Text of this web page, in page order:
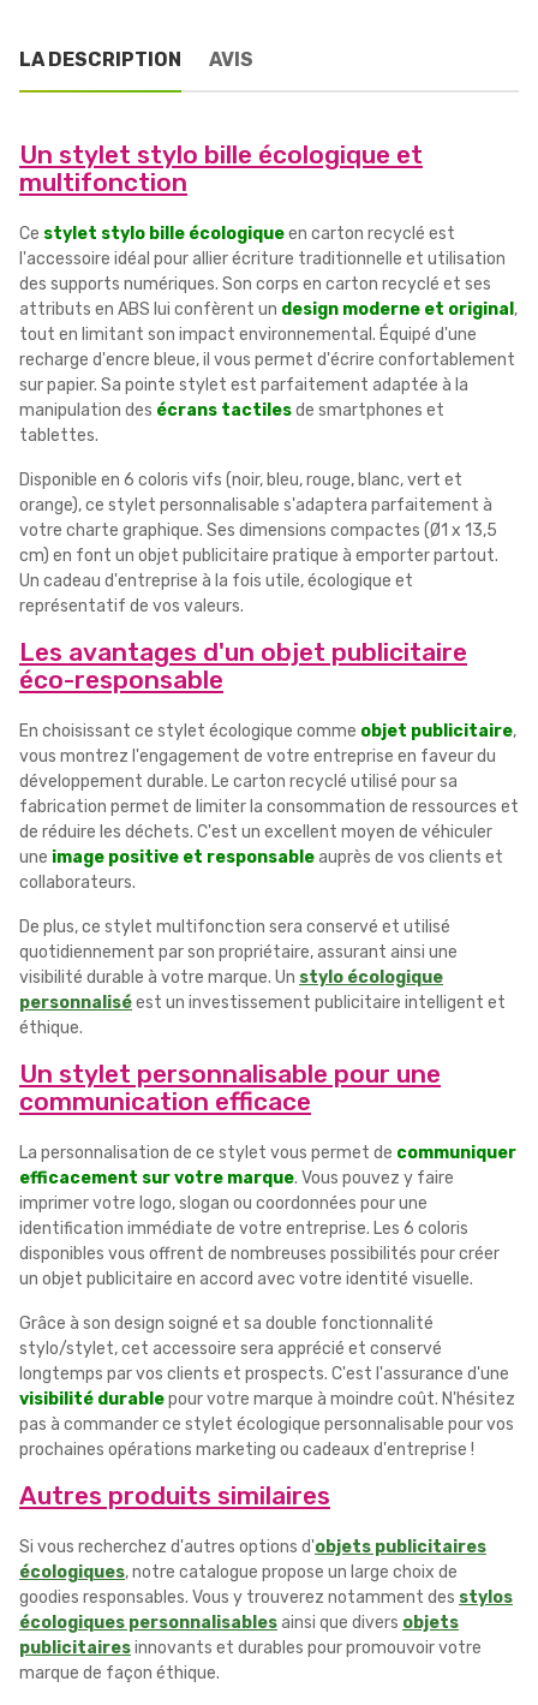
LA DESCRIPTION AVIS
Un stylet stylo bille écologique et
multifonction
Ce stylet stylo bille écologiqueen carton recyclé est
l'accessoire idéal pour allier écriture traditionnelle et utilisation
des supports numériques. Son corps en carton recyclé et ses
attributs en ABS lui confèrent un design moderne et original ,
tout en limitant son impact environnemental. Équipé d'une
recharge d'encre bleue, il vous permet d'écrire confortablement
sur papier. Sa pointe stylet est parfaitement adaptée à la
manipulation des écrans tactilesde smartphones et
tablettes.
Disponible en 6 coloris vifs (noir, bleu, rouge, blanc, vert et
orange), ce stylet personnalisable s'adaptera parfaitement à
votre charte graphique. Ses dimensions compactes (Ø1 x 13,5
cm) en font un objet publicitaire pratique à emporter partout.
Un cadeau d'entreprise à la fois utile, écologique et
représentatif de vos valeurs.
Les avantages d'un objet publicitaire
éco-responsable
En choisissant ce stylet écologique comme objet publicitaire,
vous montrez l'engagement de votre entreprise en faveur du
développement durable. Le carton recyclé utilisé pour sa
fabrication permet de limiter la consommation de ressources et
de réduire les déchets. C'est un excellent moyen de véhiculer
une image positive et responsableauprès de vos clients et
collaborateurs.
De plus, ce stylet multifonction sera conservé et utilisé
quotidiennement par son propriétaire, assurant ainsi une
visibilité durable à votre marque. Un stylo écologique
personnaliséest un investissement publicitaire intelligent et
éthique.
Un stylet personnalisable pour une
communication efficace
La personnalisation de ce stylet vous permet de communiquer
efficacement sur votre marque. Vous pouvez y faire
imprimer votre logo, slogan ou coordonnées pour une
identification immédiate de votre entreprise. Les 6 coloris
disponibles vous offrent de nombreuses possibilités pour créer
un objet publicitaire en accord avec votre identité visuelle.
Grâce à son design soigné et sa double fonctionnalité
stylo/stylet, cet accessoire sera apprécié et conservé
longtemps par vos clients et prospects. C'est l'assurance d'une
visibilité durablepour votre marque à moindre coût. N'hésitez
pas à commander ce stylet écologique personnalisable pour vos
prochaines opérations marketing ou cadeaux d'entreprise !
Autres produits similaires
Si vous recherchez d'autres options d'objets publicitaires
écologiques, notre catalogue propose un large choix de
goodies responsables. Vous y trouverez notamment des stylos
écologiques personnalisablesainsi que divers objets
publicitairesinnovants et durables pour promouvoir votre
marque de façon éthique.